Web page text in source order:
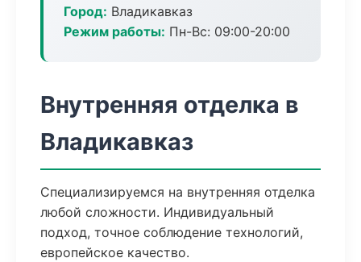
Город: Владикавказ
Режим работы: Пн-Вс: 09:00-20:00
Внутренняя отделка в
Владикавказ
Специализируемся на внутренняя отделка
любой сложности. Индивидуальный
подход, точное соблюдение технологий,
европейское качество.